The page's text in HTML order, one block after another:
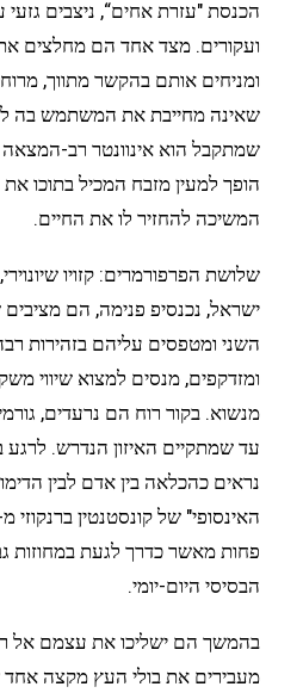
הכנסת "עזרת אחים“, ניצבים גזעי
ועקורים. מצד אחד הם מחלצים
ומניחים אותם בהקשר מתווך,
שאינה מחייבת את המשתמש בה
שמתקבל הוא אינוונטר רב-המצאה
הופך למעין מזבח המכיל בתוכו
המשיכה להחזיר לו את החיים.
שלושת הפרפורמרים: קזויו
ישראל, נכנסיפ פנימה, הם
השני ומטפסים עליהם בזהירות
ומזדקפים, מנסים למצוא שיווי
מנשוא. בקור רוח הם נרעדים,
עד שמתקיים האיזון הנדרש.
נראים כהכלאה בין אדם לבין
פחות מאשר כדרך לגעת במחוזות
הבסיסי היום-יומי.
בהמשך הם ישליכו את עצמם אל
מעבירים את בולי העץ מקצה